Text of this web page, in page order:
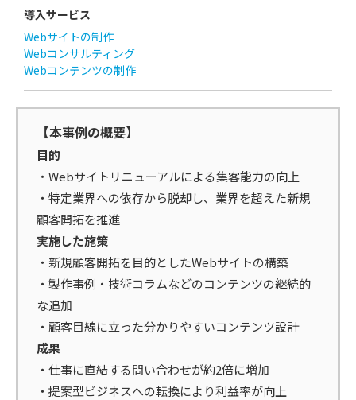
導入サービス
Webサイトの制作
Webコンサルティング
Webコンテンツの制作
【本事例の概要】
目的
・Webサイトリニューアルによる集客能力の向上
・特定業界への依存から脱却し、業界を超えた新規
顧客開拓を推進
実施した施策
・新規顧客開拓を目的としたWebサイトの構築
・製作事例・技術コラムなどのコンテンツの継続的
な追加
・顧客目線に立った分かりやすいコンテンツ設計
成果
・仕事に直結する問い合わせが約2倍に増加
・提案型ビジネスへの転換により利益率が向上